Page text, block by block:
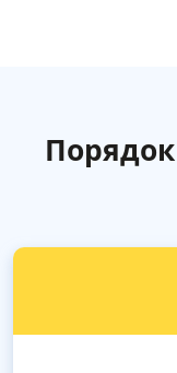
Порядок